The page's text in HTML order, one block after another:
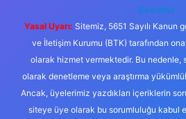
@karabul
Yasal Uyarı: Sitemiz, 5651 Sayılı Kanun
ve İletişim Kurumu (BTK) tarafından
olarak hizmet vermektedir. Bu
olarak denetleme veya araştırma
Ancak, üyelerimiz yazdıkları içeriklerin
siteye üye olarak bu sorumluluğu kabul